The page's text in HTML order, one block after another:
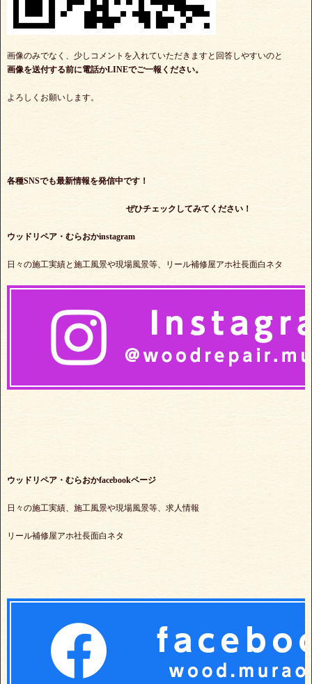
画像のみでなく、少しコメントを入れていただきますと回答しやすいのと
画像を送付する前に電話かLINEでご一報ください。
よろしくお願いします。
各種SNSでも最新情報を発信中です！
ぜひチェックしてみてください！
ウッドリペア・むらおかinstagram
日々の施工実績と施工風景や現場風景等、リール補修屋アホ社長面白ネタ
ウッドリペア・むらおかfacebookページ
日々の施工実績、施工風景や現場風景等、求人情報
リール補修屋アホ社長面白ネタ